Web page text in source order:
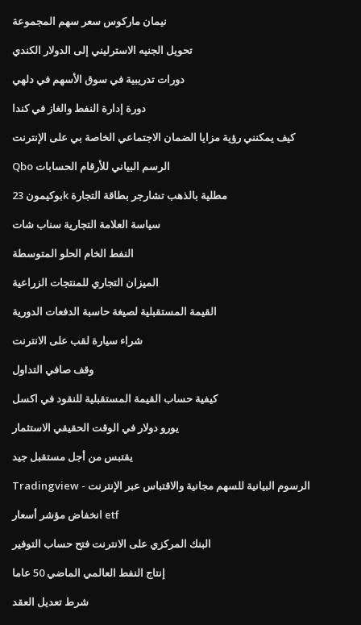
نيمان ماركوس سعر سهم المجموعة
تحويل الجنيه الاسترليني إلى الدولار الكندي
دورات تدريبية في سوق الأسهم في دلهي
دورة إدارة النفط والغاز في كندا
كيف يمكنني رؤية مزايا الضمان الاجتماعي الخاصة بي على الإنترنت
Qbo الرسم البياني للأرقام الحسابات
بوكيمون 23k مطلية بالذهب تشارجر بطاقة التجارة
سياسة العلامة التجارية سناب شات
النفط الخام الحلو المتوسطة
الميزان التجاري للمنتجات الزراعية
القيمة المستقبلية لصيغة حاسبة الدفعات الدورية
شراء سيارة لقب على الانترنت
وقف صافي التداول
كيفية حساب القيمة المستقبلية للنقود في اكسل
يورو دولار في الوقت الحقيقي الاستثمار
يقتبس من أجل مستقبل جيد
Tradingview - الرسوم البيانية للسهم مجانية والاقتباس عبر الإنترنت
انخفاض مؤشر أسعار etf
البنك المركزي على الانترنت فتح حساب التوفير
إنتاج النفط العالمي الماضي 50 عاما
شرط تعديل العقد